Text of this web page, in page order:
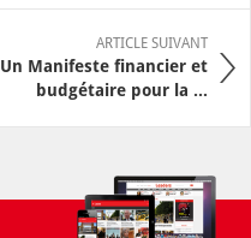
ARTICLE SUIVANT
Un Manifeste financier et
budgétaire pour la ...